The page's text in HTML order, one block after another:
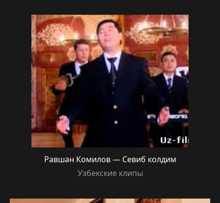
Равшан Комилов — Севиб колдим
Узбекские клипы